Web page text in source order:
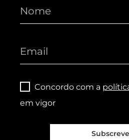
Concordo com a
em vigor